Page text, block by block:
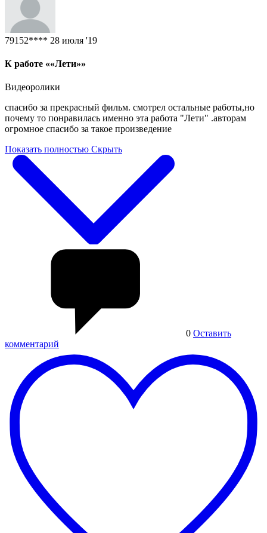
79152**** 28 июля '19
К работе ««Лети»»
Видеоролики
спасибо за прекрасный фильм. смотрел остальные работы,но
почему то понравилась именно эта работа "Лети" .авторам
огромное спасибо за такое произведение
Показать полностью Скрыть
0 Оставить
комментарий